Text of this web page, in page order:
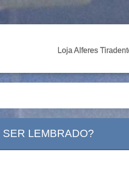
Loja Alferes
LEMBRADO?